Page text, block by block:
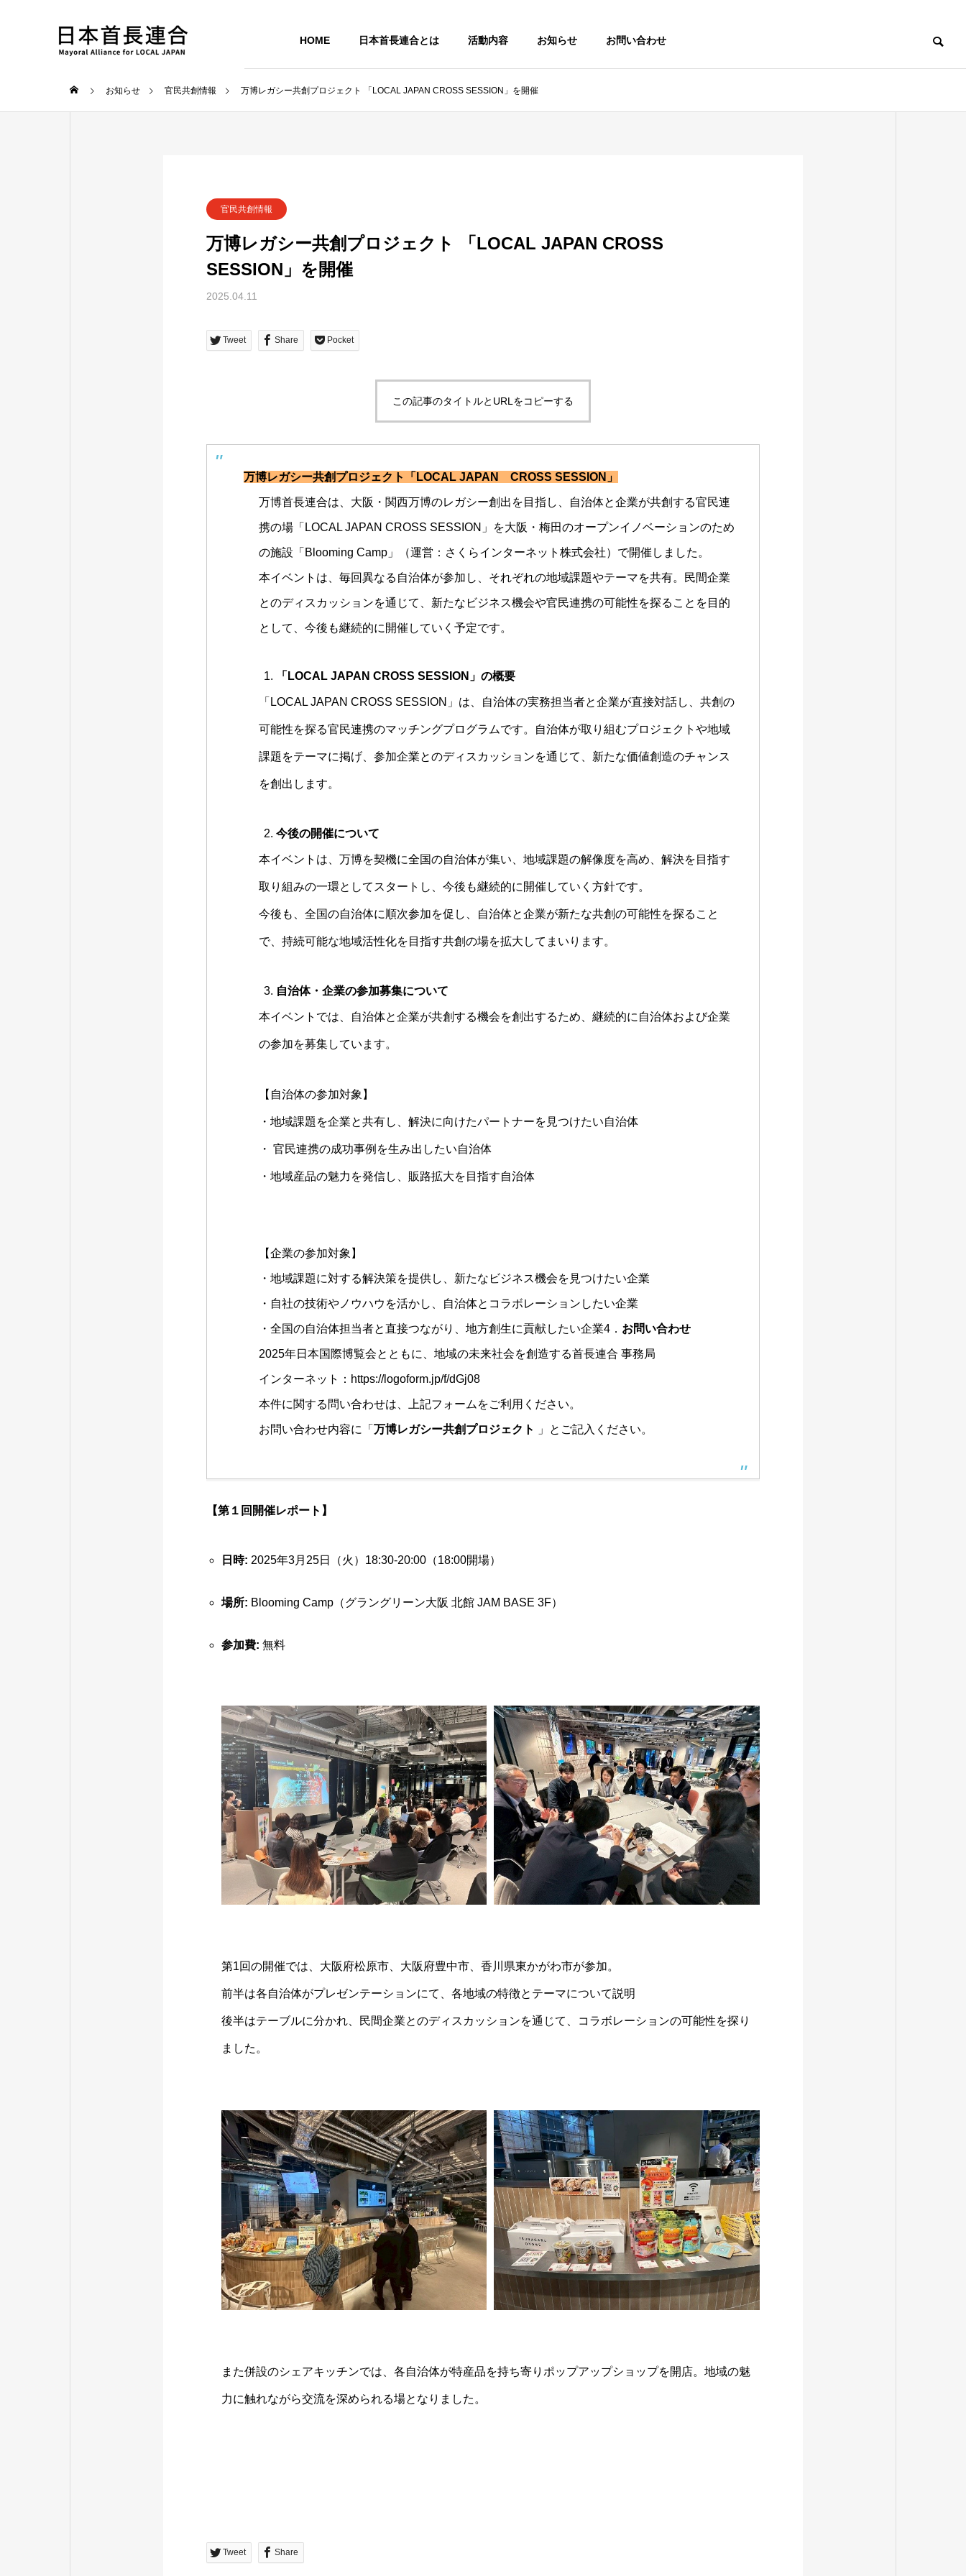
HOME 日本首長連合とは 活動内容 お知らせ お問い合わせ
お知らせ 官民共創情報 万博レガシー共創プロジェクト 「LOCAL JAPAN CROSS SESSION」を開催
官民共創情報
万博レガシー共創プロジェクト 「LOCAL JAPAN CROSS
SESSION」を開催
2025.04.11
Tweet Share Pocket
この記事のタイトルとURLをコピーする
万博レガシー共創プロジェクト「 LOCAL JAPAN CROSS SESSION」
万博首長連合は、大阪・関西万博のレガシー創出を目指し、自治体と企業が共創する官民連
携の場「LOCAL JAPAN CROSS SESSION」を大阪・梅田のオープンイノベーションのため
の施設「Blooming Camp」（運営：さくらインターネット株式会社）で開催しました。
本イベントは、毎回異なる自治体が参加し、それぞれの地域課題やテーマを共有。民間企業
とのディスカッションを通じて、新たなビジネス機会や官民連携の可能性を探ることを目的
として、今後も継続的に開催していく予定です。
「LOCAL JAPAN CROSS SESSION」の概要
「LOCAL JAPAN CROSS SESSION」は、自治体の実務担当者と企業が直接対話し、共創の
可能性を探る官民連携のマッチングプログラムです。自治体が取り組むプロジェクトや地域
課題をテーマに掲げ、参加企業とのディスカッションを通じて、新たな価値創造のチャンス
を創出します。
今後の開催について
本イベントは、万博を契機に全国の自治体が集い、地域課題の解像度を高め、解決を目指す
取り組みの一環としてスタートし、今後も継続的に開催していく方針です。
今後も、全国の自治体に順次参加を促し、自治体と企業が新たな共創の可能性を探ること
で、持続可能な地域活性化を目指す共創の場を拡大してまいります。
自治体・企業の参加募集について
本イベントでは、自治体と企業が共創する機会を創出するため、継続的に自治体および企業
の参加を募集しています。
【自治体の参加対象】
・地域課題を企業と共有し、解決に向けたパートナーを見つけたい自治体
・ 官民連携の成功事例を生み出したい自治体
・地域産品の魅力を発信し、販路拡大を目指す自治体
【企業の参加対象】
・地域課題に対する解決策を提供し、新たなビジネス機会を見つけたい企業
・自社の技術やノウハウを活かし、自治体とコラボレーションしたい企業
・全国の自治体担当者と直接つながり、地方創生に貢献したい企業4． お問い合わせ
2025年日本国際博覧会とともに、地域の未来社会を創造する首長連合 事務局
インターネット： https://logoform.jp/f/dGj08
本件に関する問い合わせは、上記フォームをご利用ください。
お問い合わせ内容に「 万博レガシー共創プロジェクト 」とご記入ください。
【第１回開催レポート】
日時: 2025年3月25日（火）18:30-20:00（18:00開場）
場所: Blooming Camp（グラングリーン大阪 北館 JAM BASE 3F）
参加費: 無料
第1回の開催では、大阪府松原市、大阪府豊中市、香川県東かがわ市が参加。
前半は各自治体がプレゼンテーションにて、各地域の特徴とテーマについて説明
後半はテーブルに分かれ、民間企業とのディスカッションを通じて、コラボレーションの可能性を探り
ました。
また併設のシェアキッチンでは、各自治体が特産品を持ち寄りポップアップショップを開店。地域の魅
力に触れながら交流を深められる場となりました。
Tweet Share